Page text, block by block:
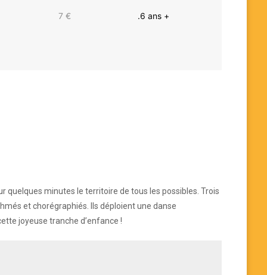
7 € .6 ans +
quelques minutes le territoire de tous les possibles. Trois
et chorégraphiés. Ils déploient une danse
joyeuse tranche d’enfance !